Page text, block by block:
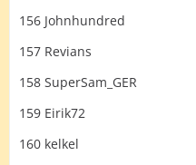
156 Johnhundred
157 Revians
158 SuperSam_GER
159 Eirik72
160 kelkel